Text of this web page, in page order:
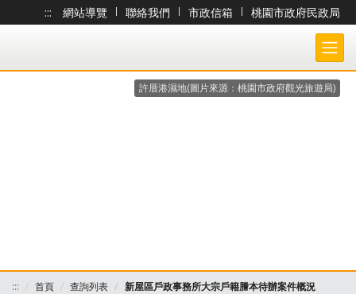
跳到主要內容
::: 網站導覽 | 聯絡我們 | 市政信箱 |
桃園市政府民政局
桃園市政府民政局-大宗戶籍謄本作業 各戶所收件處理狀況查詢系統
許厝港濕地(圖片來源：桃園市政府觀光旅遊局)
::: 首頁 查詢列表 新屋區戶政事務所大宗戶籍謄本待辦案件概況